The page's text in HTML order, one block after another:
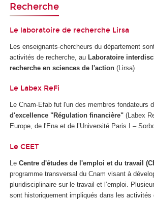
Recherche
Le laboratoire de recherche Lirsa
Les enseignants-chercheurs du département
activités de recherche, au Laboratoire
recherche en sciences de l'action (Lirsa)
Le Labex ReFi
Le Cnam-Efab fut l'un des membres fondateurs
d'excellence "Régulation financière" (Labex
Europe, de l'Ena et de l’Université Paris I –
Le CEET
Le Centre d'études de l'emploi et du travail
programme transversal du Cnam visant à
pluridisciplinaire sur le travail et l’emploi.
sont historiquement impliqués dans les activités